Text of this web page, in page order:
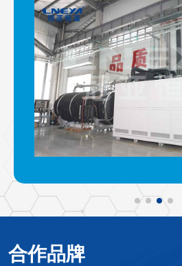
合作品牌